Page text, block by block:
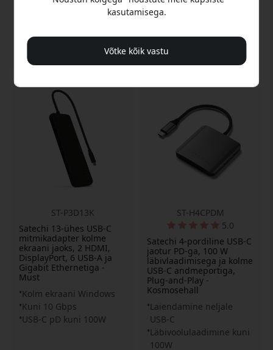
Laos
porti
Laos
ST-P3D13K
Satechi 13-ühes USB-C
mitmikadapter kolme
ekraani jaoks, 2 HDMI,
DisplayPort, 6 USB-A ja
Gigabit Ethernetiga -
Must
Kolm ekraani Windows
Kuni 10 Gbps
USB-C pD kuni 100W
ST-H4CPDM
5.0
Satechi 4-pordiline USB-C
jaotur PD-ga, 100 W
läbivlaadimisega ja kolme
USB-C andmeportiga,
Plug-and-Play -
Kosmosehall
Laiendamine neljale
USB-C
Läbivoolulaadimine kuni
100W
kasutamisega.
Võtke kõik vastu